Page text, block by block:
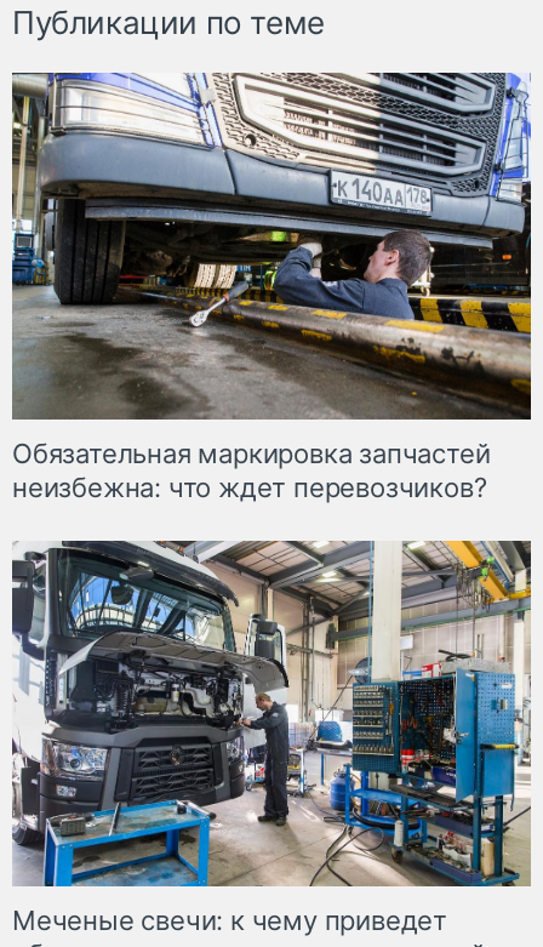
Публикации по теме
Обязательная маркировка запчастей
неизбежна: что ждет перевозчиков?
Меченые свечи: к чему приведет